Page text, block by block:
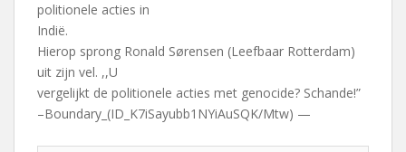
politionele acties in
Indië.
Hierop sprong Ronald Sørensen (Leefbaar Rotterdam)
uit zijn vel. ,,U
vergelijkt de politionele acties met genocide? Schande!”
–Boundary_(ID_K7iSayubb1NYiAuSQK/Mtw) —